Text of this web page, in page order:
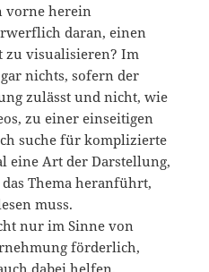
vorne herein
daran, einen
visualisieren? Im
nichts, sofern der
zulässt und nicht, wie
zu einer einseitigen
suche für komplizierte
eine Art der Darstellung,
Thema heranführt,
muss.
nur im Sinne von
förderlich,